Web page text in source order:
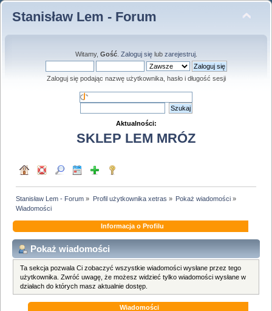
Stanisław Lem - Forum
Witamy, Gość. Zaloguj sięlub zarejestruj.
Zaloguj się podając nazwę użytkownika, hasło i długość sesji
Aktualności:
SKLEP LEM MRÓZ
Stanisław Lem - Forum » Profil użytkownika xetras » Pokaż wiadomości»
Wiadomości
Informacja o Profilu
Pokaż wiadomości
Ta sekcja pozwala Ci zobaczyć wszystkie wiadomości wysłane przez tego
użytkownika. Zwróć uwagę, że możesz widzieć tylko wiadomości wysłane w
działach do których masz aktualnie dostęp.
Wiadomości